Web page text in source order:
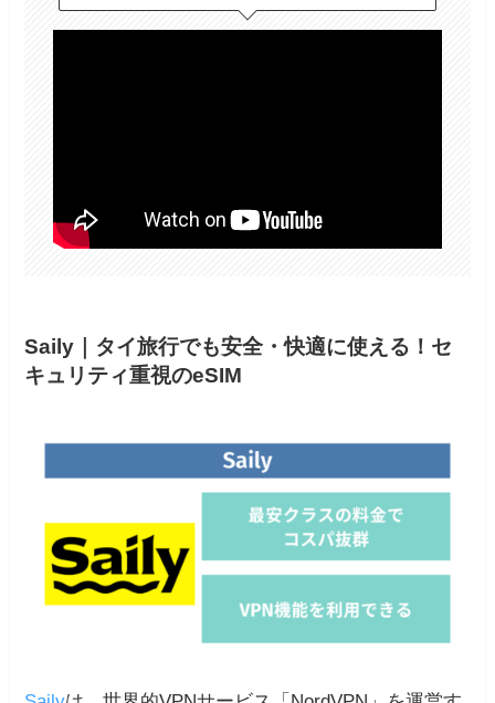
Saily｜タイ旅行でも安全・快適に使える！セ
キュリティ重視のeSIM